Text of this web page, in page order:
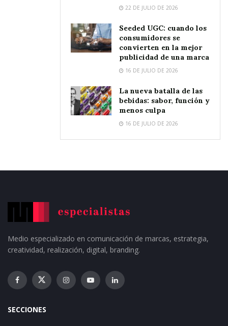
22 DE JULIO DE 2026
Seeded UGC: cuando los
consumidores se
convierten en la mejor
publicidad de una marca
16 DE JULIO DE 2026
La nueva batalla de las
bebidas: sabor, función y
menos culpa
16 DE JULIO DE 2026
Medio especializado en comunicación de marcas, estrategia,
creatividad, realización, digital, branding.
SECCIONES